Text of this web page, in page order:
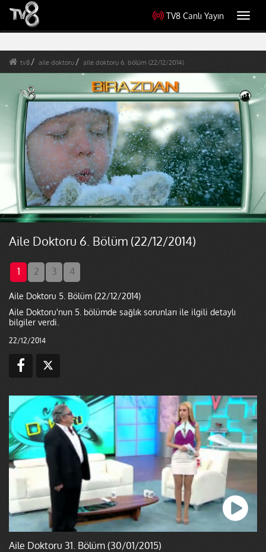
TV8 Canlı Yayın
tv8 aile doktoru aile doktoru 6. bölüm (22/12/2014)
Aile Doktoru 6. Bölüm (22/12/2014)
1 2 3 4
Aile Doktoru 5. Bölüm (22/12/2014)
Aile Doktoru'nun 5. bölümde sağlık sorunları ile ilgili detaylı
bilgiler verdi.
22/12/2014
Aile Doktoru 31. Bölüm (30/01/2015)